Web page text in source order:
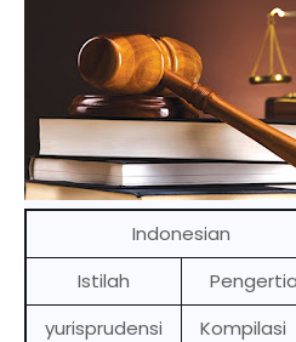
Indonesian
Istilah
yurisprudensi
Kompilasi